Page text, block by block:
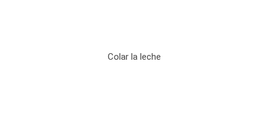
Colar la leche